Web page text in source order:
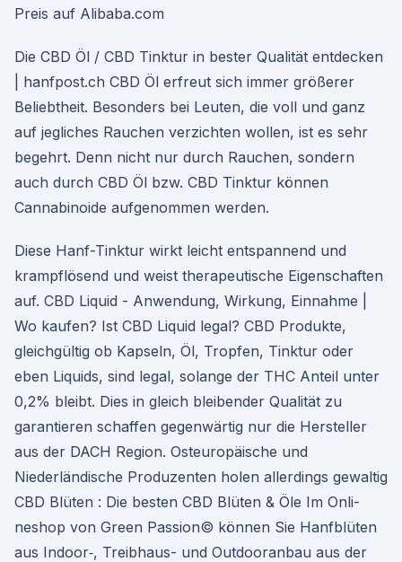
Preis auf Alibaba.com
Die CBD Öl / CBD Tinktur in bester Qualität entdecken
| hanfpost.ch CBD Öl erfreut sich immer größerer
Beliebtheit. Besonders bei Leuten, die voll und ganz
auf jegliches Rauchen verzichten wollen, ist es sehr
begehrt. Denn nicht nur durch Rauchen, sondern
auch durch CBD Öl bzw. CBD Tinktur können
Cannabinoide aufgenommen werden.
Diese Hanf-Tinktur wirkt leicht entspannend und
krampflösend und weist therapeutische Eigenschaften
auf. CBD Liquid - Anwendung, Wirkung, Einnahme |
Wo kaufen? Ist CBD Liquid legal? CBD Produkte,
gleichgültig ob Kapseln, Öl, Tropfen, Tinktur oder
eben Liquids, sind legal, solange der THC Anteil unter
0,2% bleibt. Dies in gleich bleibender Qualität zu
garantieren schaffen gegenwärtig nur die Hersteller
aus der DACH Region. Osteuropäische und
Niederländische Produzenten holen allerdings gewaltig
CBD Blüten : Die besten CBD Blüten & Öle Im Onli­
neshop von Green Pas­sion© kön­nen Sie Hanf­blüten
aus Indoor‑, Treib­haus- und Out­dooran­bau aus der